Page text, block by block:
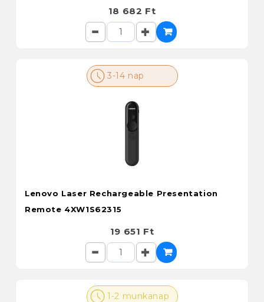
18 682 Ft
3-14 nap
Lenovo Laser Rechargeable Presentation
Remote 4XW1S62315
19 651 Ft
1-2 munkanap